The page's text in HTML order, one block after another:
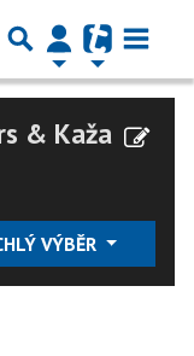
& Kaža
VÝBĚR